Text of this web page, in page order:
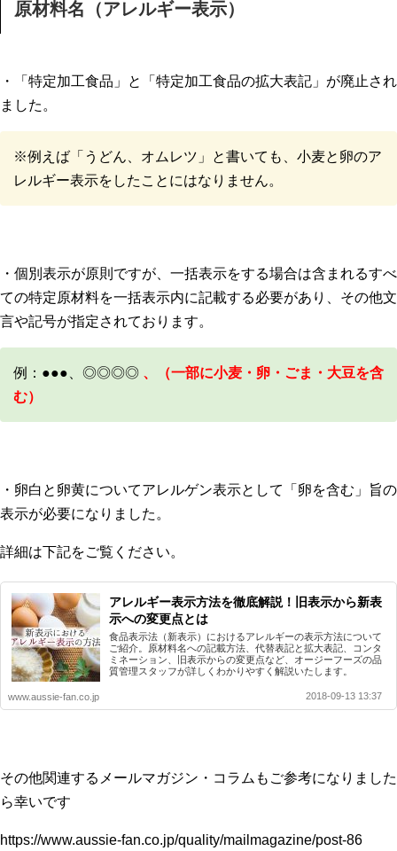
原材料名（アレルギー表示）
・「特定加工食品」と「特定加工食品の拡大表記」が廃止され
ました。
※例えば「うどん、オムレツ」と書いても、小麦と卵のア
レルギー表示をしたことにはなりません。
・個別表示が原則ですが、一括表示をする場合は含まれるすべ
ての特定原材料を一括表示内に記載する必要があり、その他文
言や記号が指定されております。
例：●●●、◎◎◎◎ 、（一部に小麦・卵・ごま・大豆を含
む）
・卵白と卵黄についてアレルゲン表示として「卵を含む」旨の
表示が必要になりました。
詳細は下記をご覧ください。
アレルギー表示方法を徹底解説！旧表示から新表
示への変更点とは
食品表示法（新表示）におけるアレルギーの表示方法について
ご紹介。原材料名への記載方法、代替表記と拡大表記、コンタ
ミネーション、旧表示からの変更点など、オージーフーズの品
質管理スタッフが詳しくわかりやすく解説いたします。
www.aussie-fan.co.jp 2018-09-13 13:37
その他関連するメールマガジン・コラムもご参考になりました
ら幸いです
https://www.aussie-fan.co.jp/quality/mailmagazine/post-86